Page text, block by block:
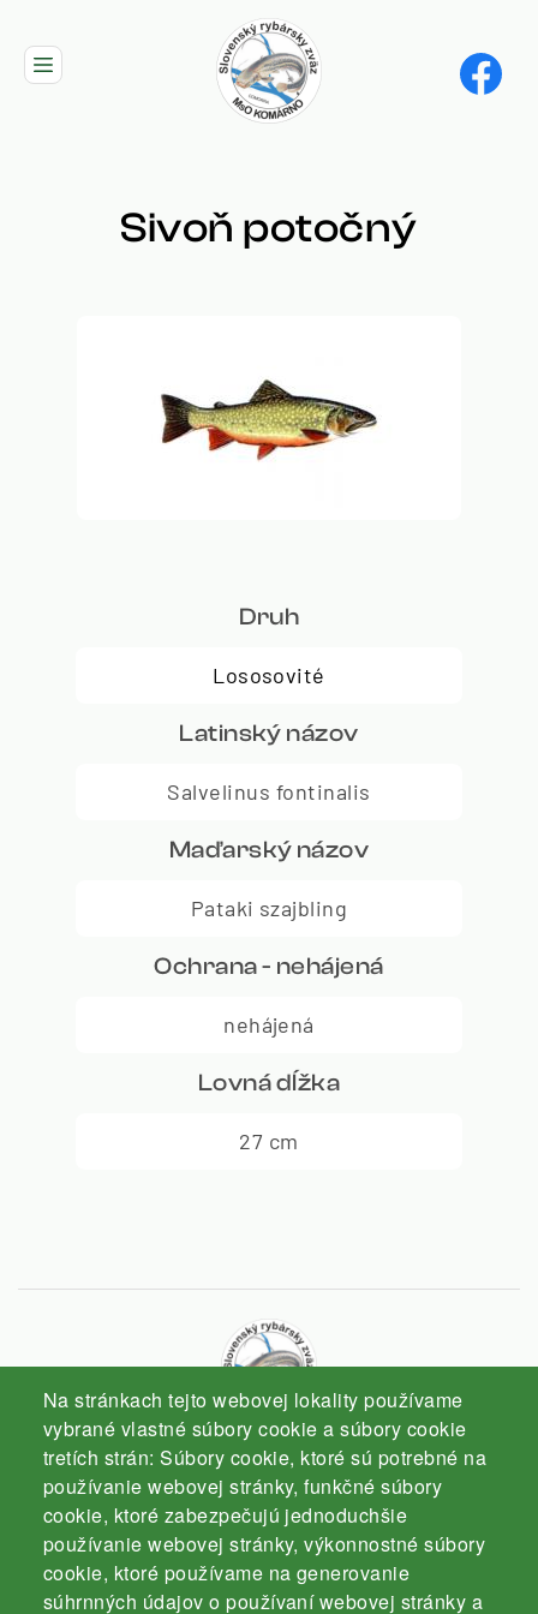
main
Sivoň potočný
Druh
Lososovité
Latinský názov
Salvelinus fontinalis
Maďarský názov
Pataki szajbling
Ochrana - nehájená
nehájená
Lovná dĺžka
27 cm
Na stránkach tejto webovej lokality používame
vybrané vlastné súbory cookie a súbory cookie
tretích strán: Súbory cookie, ktoré sú potrebné na
používanie webovej stránky, funkčné súbory
cookie, ktoré zabezpečujú jednoduchšie
používanie webovej stránky, výkonnostné súbory
cookie, ktoré používame na generovanie
súhrnných údajov o používaní webovej stránky a
Slovenský rybársky zväz
Komárno